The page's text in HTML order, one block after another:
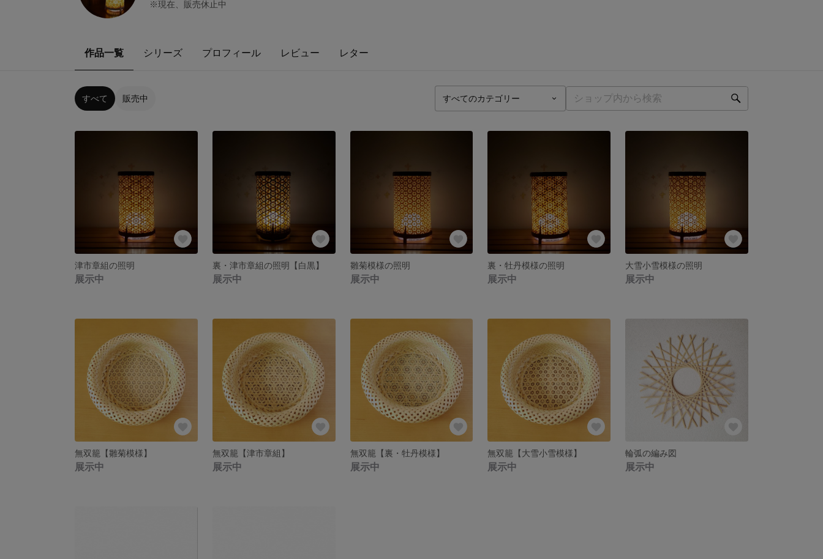
※現在、販売休止中
作品一覧 シリーズ プロフィール レビュー レター
すべて 販売中
津市章組の照明
展示中
裏・津市章組の照明【白黒】
展示中
雛菊模様の照明
展示中
裏・牡丹模様の照明
展示中
大雪小雪模様の照明
展示中
無双籠【雛菊模様】
展示中
無双籠【津市章組】
展示中
無双籠【裏・牡丹模様】
展示中
無双籠【大雪小雪模様】
展示中
輪弧の編み図
展示中